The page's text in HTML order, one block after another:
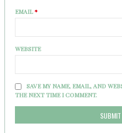
EMAIL*
WEBSITE
SAVE MY NAME, EMAIL, AND
THE NEXT TIME I COMMENT.